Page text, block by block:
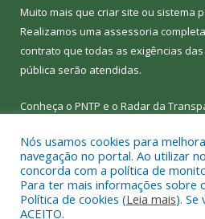
Muito mais que criar site ou sistema
Realizamos uma assessoria
contrato que todas as exigências das
pública serão atendidas.
Conheça o PNTP e o Radar da
Todos os direitos reservados a
do
Nós usamos cookies para
navegação no portal. Ao utilizar
concorda com a política de
Para ter mais informações sobre
Política de cookies (Leia mais). Se
ACEITO.